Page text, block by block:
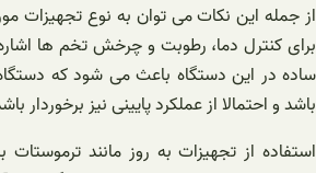
از جمله این نکات می توان به نوع تجهیزات
برای کنترل دما، رطوبت و چرخش تخم ها
ساده در این دستگاه باعث می شود که
باشد و احتمالا از عملکرد پایینی نیز برخوردار
استفاده از تجهیزات به روز مانند ترموستات